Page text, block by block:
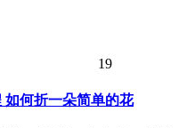
19
如何折一朵简单的花